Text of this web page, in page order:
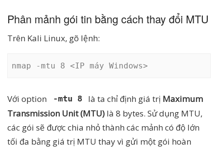
Phân mảnh gói tin bằng cách thay đổi MTU
Trên Kali Linux, gõ lệnh:
nmap -mtu 8 <IP máy Windows>
Với option -mtu 8 là ta chỉ định giá trị Maximum
Transmission Unit (MTU) là 8 bytes. Sử dụng MTU,
các gói sẽ được chia nhỏ thành các mảnh có độ lớn
tối đa bằng giá trị MTU thay vì gửi một gói hoàn